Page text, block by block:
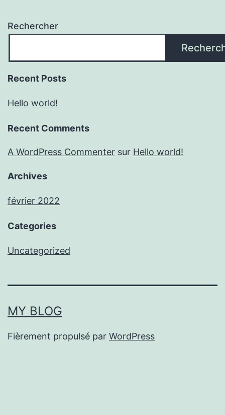
Rechercher
Recent Posts
Hello world!
Recent Comments
A WordPress Commenter sur Hello world!
Archives
février 2022
Categories
Uncategorized
MY BLOG
Fièrement propulsé par WordPress